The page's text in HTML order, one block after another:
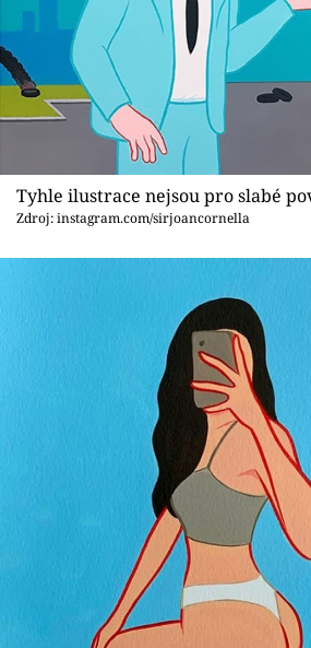
Tyhle ilustrace nejsou pro slabé
Zdroj: instagram.com/sirjoancornella